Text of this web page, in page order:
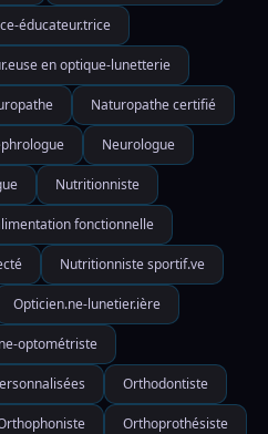
éducateur.trice
en optique-lunetterie
Naturopathe certifié
Neurologue
Nutritionniste
fonctionnelle
Nutritionniste sportif.ve
Opticien.ne-lunetier.ière
optométriste
Orthodontiste
Orthoprothésiste